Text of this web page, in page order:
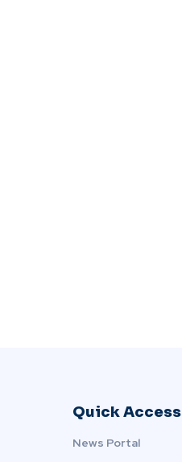
Quick Access
News Portal